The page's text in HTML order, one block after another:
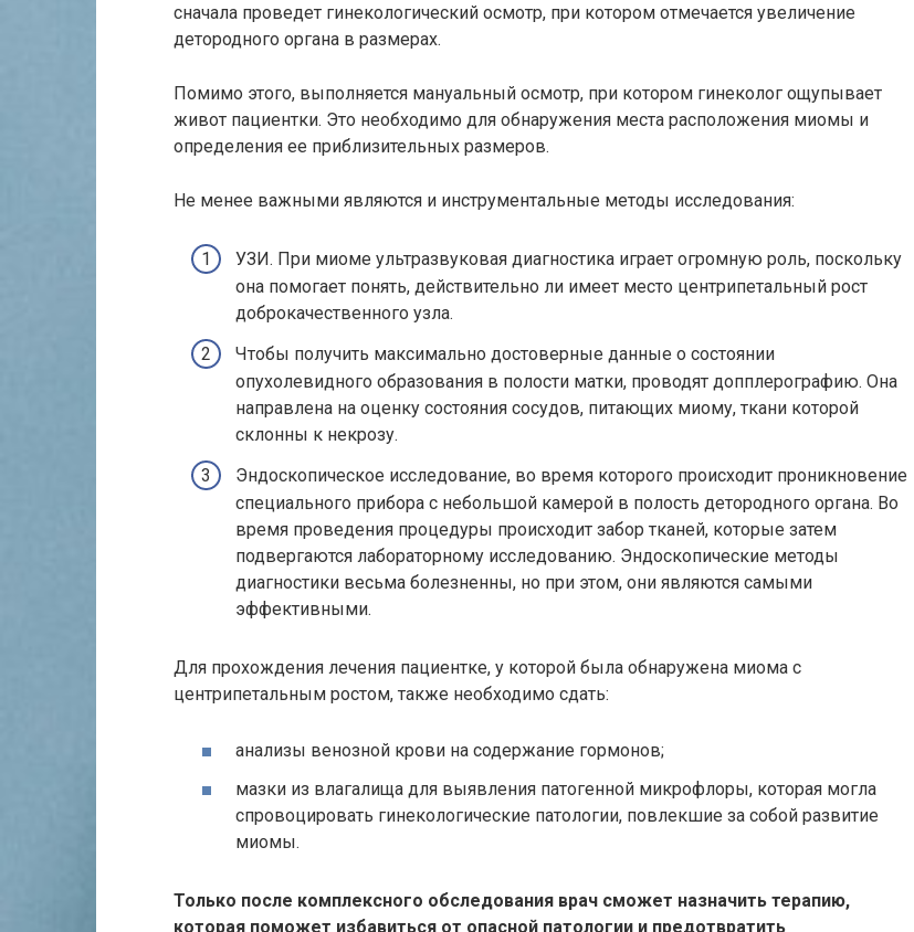
сначала проведет гинекологический осмотр, при котором отмечается увеличение
детородного органа в размерах.
Помимо этого, выполняется мануальный осмотр, при котором гинеколог ощупывает
живот пациентки. Это необходимо для обнаружения места расположения миомы и
определения ее приблизительных размеров.
Не менее важными являются и инструментальные методы исследования:
УЗИ. При миоме ультразвуковая диагностика играет огромную роль, поскольку
она помогает понять, действительно ли имеет место центрипетальный рост
доброкачественного узла.
Чтобы получить максимально достоверные данные о состоянии
опухолевидного образования в полости матки, проводят допплерографию. Она
направлена на оценку состояния сосудов, питающих миому, ткани которой
склонны к некрозу.
Эндоскопическое исследование, во время которого происходит проникновение
специального прибора с небольшой камерой в полость детородного органа. Во
время проведения процедуры происходит забор тканей, которые затем
подвергаются лабораторному исследованию. Эндоскопические методы
диагностики весьма болезненны, но при этом, они являются самыми
эффективными.
Для прохождения лечения пациентке, у которой была обнаружена миома с
центрипетальным ростом, также необходимо сдать:
анализы венозной крови на содержание гормонов;
мазки из влагалища для выявления патогенной микрофлоры, которая могла
спровоцировать гинекологические патологии, повлекшие за собой развитие
миомы.
Только после комплексного обследования врач сможет назначить терапию,
которая поможет избавиться от опасной патологии и предотвратить